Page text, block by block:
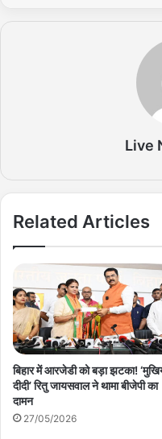
Live
Related Articles
बिहार में आरजेडी को बड़ा झटका!
दीदी’ रितु जायसवाल ने थामा बीजेपी का
दामन
27/05/2026